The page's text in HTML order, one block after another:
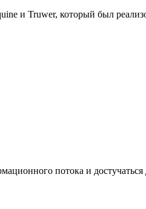
и Truwer, который был
потока и